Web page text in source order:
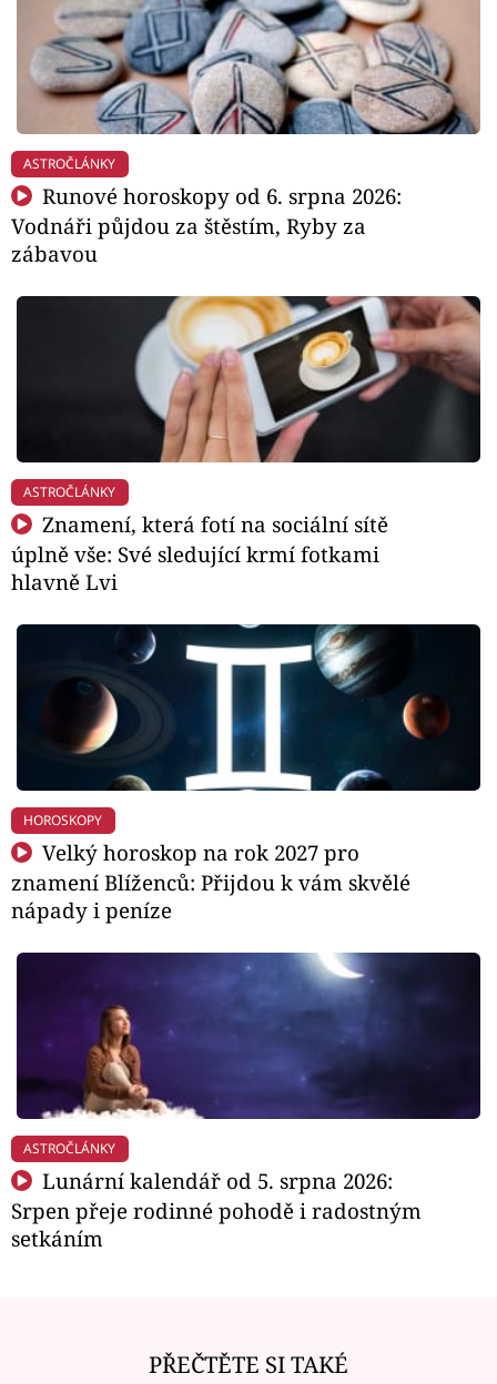
ASTROČLÁNKY
Runové horoskopy od 6. srpna 2026:
Vodnáři půjdou za štěstím, Ryby za
zábavou
ASTROČLÁNKY
Znamení, která fotí na sociální sítě
úplně vše: Své sledující krmí fotkami
hlavně Lvi
HOROSKOPY
Velký horoskop na rok 2027 pro
znamení Blíženců: Přijdou k vám skvělé
nápady i peníze
ASTROČLÁNKY
Lunární kalendář od 5. srpna 2026:
Srpen přeje rodinné pohodě i radostným
setkáním
PŘEČTĚTE SI TAKÉ